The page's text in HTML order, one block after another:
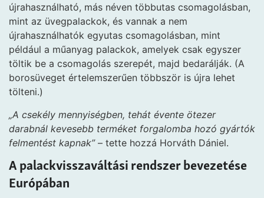
újrahasználható, más néven többutas csomagolásban,
mint az üvegpalackok, és vannak a nem
újrahasználhatók egyutas csomagolásban, mint
például a műanyag palackok, amelyek csak egyszer
töltik be a csomagolás szerepét, majd bedarálják. (A
borosüveget értelemszerűen többször is újra lehet
tölteni.)
„A csekély mennyiségben, tehát évente ötezer
darabnál kevesebb terméket forgalomba hozó gyártók
felmentést kapnak”– tette hozzá Horváth Dániel.